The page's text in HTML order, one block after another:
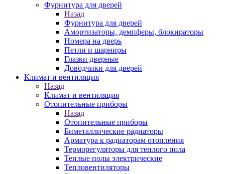
Фурнитура для дверей
Назад
Фурнитура для дверей
Амортизаторы, демпферы, блокираторы
Номера на дверь
Петли и шарниры
Глазки дверные
Доводчики для дверей
Климат и вентиляция
Назад
Климат и вентиляция
Отопительные приборы
Назад
Отопительные приборы
Биметаллические радиаторы
Арматура к радиаторам отопления
Терморегуляторы для теплого пола
Теплые полы электрические
Тепловентиляторы